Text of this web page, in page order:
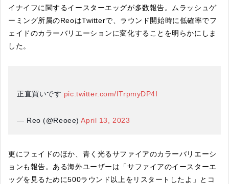
イナイフに関するイースターエッグが多数報告。ムラッシュゲ
ーミング所属のReoはTwitterで、ラウンド開始時に低確率でフ
ェイドのカラーバリエーションに変化することを明らかにしま
した。
正直買いです pic.twitter.com/ITrpmyDP4I
— Reo (@Reoee)April 13, 2023
更にフェイドのほか、青く光るサファイアのカラーバリエーシ
ョンも報告。ある海外ユーザーは「サファイアのイースターエ
ッグを見るために500ラウンド以上をリスタートしたよ」とコ